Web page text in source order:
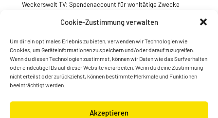
Cookie-Zustimmung verwalten
Um dir ein optimales Erlebnis zu bieten, verwenden wir Technologien wie
Cookies, um Geräteinformationen zu speichern und/oder darauf zuzugreifen.
Wenn du diesen Technologien zustimmst, können wir Daten wie das Surfverhalten
oder eindeutige IDs auf dieser Website verarbeiten. Wenn du deine Zustimmung
nicht erteilst oder zurückziehst, können bestimmte Merkmale und Funktionen
beeinträchtigt werden.
Akzeptieren
Weckerswelt TV: Spendenaccount für wohltätige Zwecke
Jetzt spenden